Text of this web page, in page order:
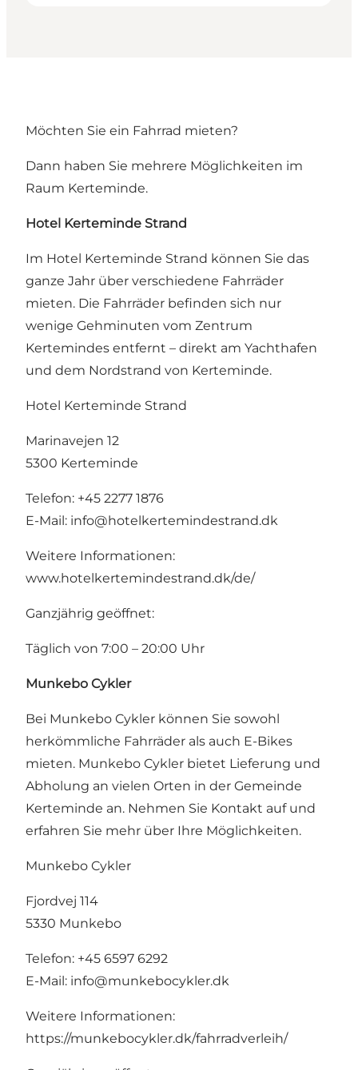
Möchten Sie ein Fahrrad mieten?
Dann haben Sie mehrere Möglichkeiten im
Raum Kerteminde.
Hotel Kerteminde Strand
Im Hotel Kerteminde Strand können Sie das
ganze Jahr über verschiedene Fahrräder
mieten. Die Fahrräder befinden sich nur
wenige Gehminuten vom Zentrum
Kertemindes entfernt – direkt am Yachthafen
und dem Nordstrand von Kerteminde.
Hotel Kerteminde Strand
Marinavejen 12
5300 Kerteminde
Telefon: +45 2277 1876
E-Mail: info@hotelkertemindestrand.dk
Weitere Informationen:
www.hotelkertemindestrand.dk/de/
Ganzjährig geöffnet:
Täglich von 7:00 – 20:00 Uhr
Munkebo Cykler
Bei Munkebo Cykler können Sie sowohl
herkömmliche Fahrräder als auch E-Bikes
mieten. Munkebo Cykler bietet Lieferung und
Abholung an vielen Orten in der Gemeinde
Kerteminde an. Nehmen Sie Kontakt auf und
erfahren Sie mehr über Ihre Möglichkeiten.
Munkebo Cykler
Fjordvej 114
5330 Munkebo
Telefon: +45 6597 6292
E-Mail: info@munkebocykler.dk
Weitere Informationen:
https://munkebocykler.dk/fahrradverleih/